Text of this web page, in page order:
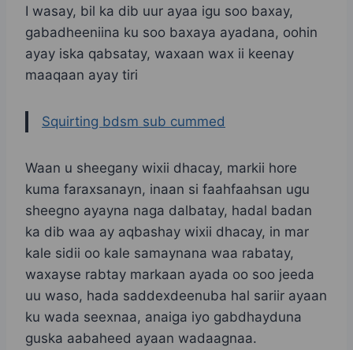
I wasay, bil ka dib uur ayaa igu soo baxay,
gabadheeniina ku soo baxaya ayadana, oohin
ayay iska qabsatay, waxaan wax ii keenay
maaqaan ayay tiri
Squirting bdsm sub cummed
Waan u sheegany wixii dhacay, markii hore
kuma faraxsanayn, inaan si faahfaahsan ugu
sheegno ayayna naga dalbatay, hadal badan
ka dib waa ay aqbashay wixii dhacay, in mar
kale sidii oo kale samaynana waa rabatay,
waxayse rabtay markaan ayada oo soo jeeda
uu waso, hada saddexdeenuba hal sariir ayaan
ku wada seexnaa, anaiga iyo gabdhayduna
guska aabaheed ayaan wadaagnaa.